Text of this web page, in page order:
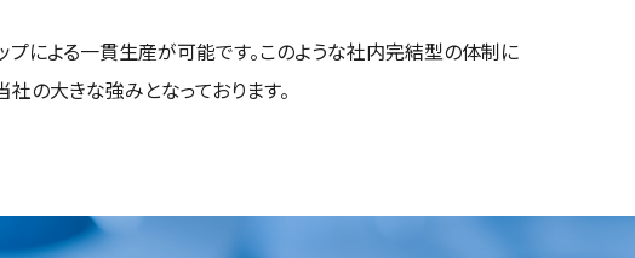
による一貫生産が可能です。このような社内完結型の体制に
の大きな強みとなっております。